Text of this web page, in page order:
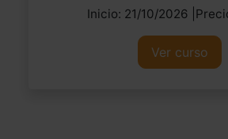
Inicio: 21/10/2026
Ver curso